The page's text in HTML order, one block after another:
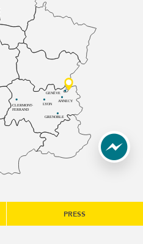
CLERMONT-
FERRAND
LYON
ANNECY
GRENOBLE
GENÈVE
PRESS